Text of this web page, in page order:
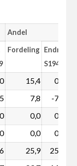
Andel
Fordeling Endr.
S1949
0 15,4 0,8
7,8 -7,7
0 0,0 0,0
0 0,0 0,0
25,9 25,9